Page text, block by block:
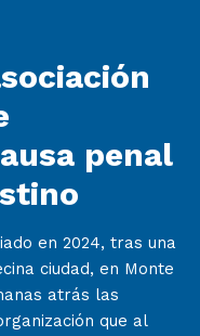
penal
en 2024, tras una
ciudad, en Monte
atrás las
que al